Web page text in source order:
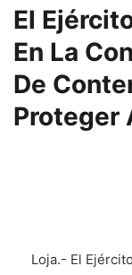
El
En La
De
Proteger
Loja.- El